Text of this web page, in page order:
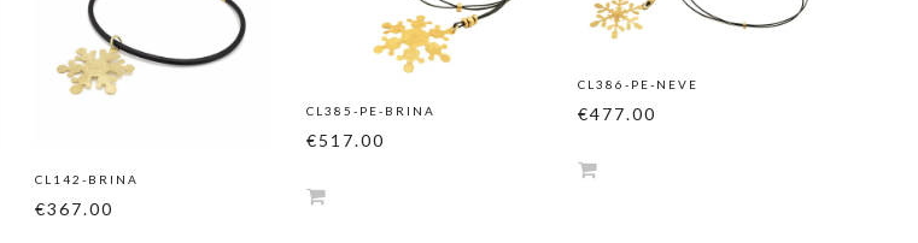
CL142-BRINA
€367.00
CL385-PE-BRINA
€517.00
CL386-PE-NEVE
€477.00